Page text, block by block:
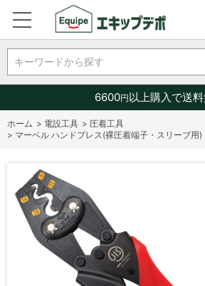
キーワードから探す
6600円以上購入で送
ホーム > 電設工具 > 圧着工具
> マーベル ハンドプレス(裸圧着端子・スリーブ用